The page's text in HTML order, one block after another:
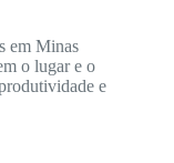
em Minas
o lugar e o
e